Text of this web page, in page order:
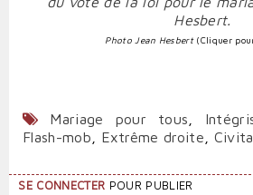
Photo Jean Hesbert(Cliquer
Mariage pour tous
Flash-mob
Extrême droite
SE CONNECTER POUR PUBLIER